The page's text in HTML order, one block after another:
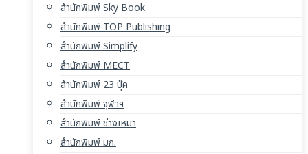
สำนักพิมพ์ Sky Book
สำนักพิมพ์ TOP Publishing
สำนักพิมพ์ Simplify
สำนักพิมพ์ MECT
สำนักพิมพ์ 23 บุ๊ค
สำนักพิมพ์ จุฬาฯ
สำนักพิมพ์ ช่างเหมา
สำนักพิมพ์ มก.